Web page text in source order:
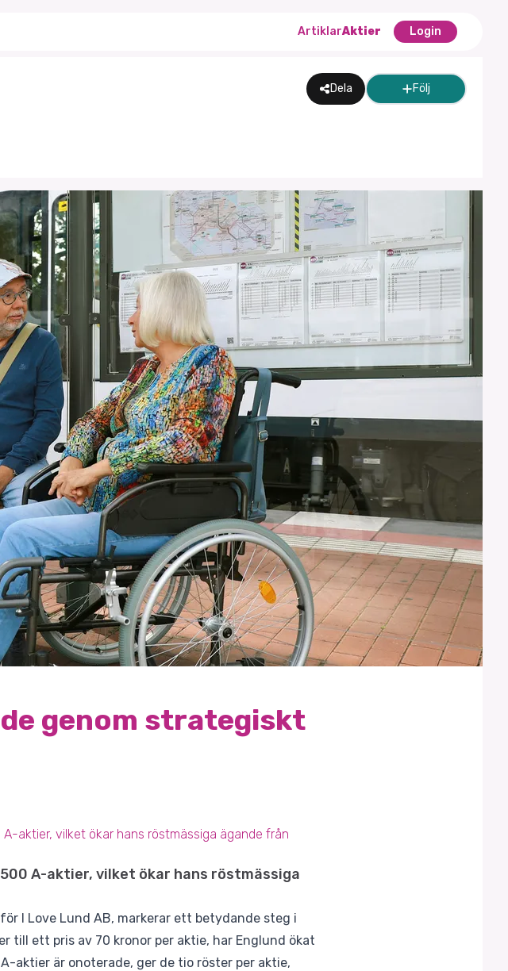
ArtiklarAktier Login
Dela Följ
genom strategiskt
A-aktier, vilket ökar hans röstmässiga ägande från
A-aktier, vilket ökar hans röstmässiga
I Love Lund AB, markerar ett betydande steg i
till ett pris av 70 kronor per aktie, har Englund ökat
aktier är onoterade, ger de tio röster per aktie,